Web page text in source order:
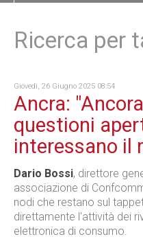
Ricerca per
Giovedì, 26 Giugno 2025 08:54
Ancra:
questioni
interessano il
Dario Bossi, direttore
associazione di
nodi che restano sul
direttamente l'attività dei
elettronica di consumo.